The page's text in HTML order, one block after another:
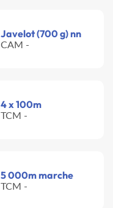
Javelot (700 g) nn
CAM -
4 x 100m
TCM -
5 000m marche
TCM -